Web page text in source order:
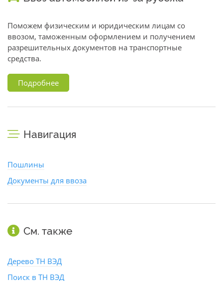
Поможем физическим и юридическим лицам со
ввозом, таможенным оформлением и получением
разрешительных документов на транспортные
средства.
Подробнее
Навигация
Пошлины
Документы для ввоза
См. также
Дерево ТН ВЭД
Поиск в ТН ВЭД